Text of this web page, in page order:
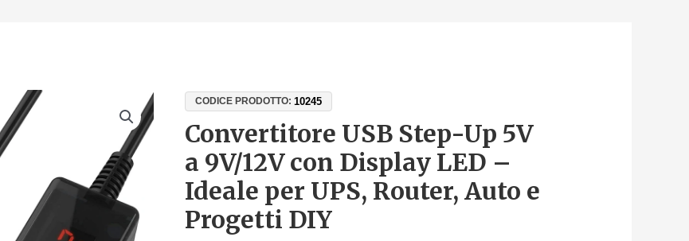
CODICE PRODOTTO:10245
Convertitore USB Step-Up 5V
a 9V/12V con Display LED –
Ideale per UPS, Router, Auto e
Progetti DIY
Convertitore
Step-
Up
5V
a
9V/12V